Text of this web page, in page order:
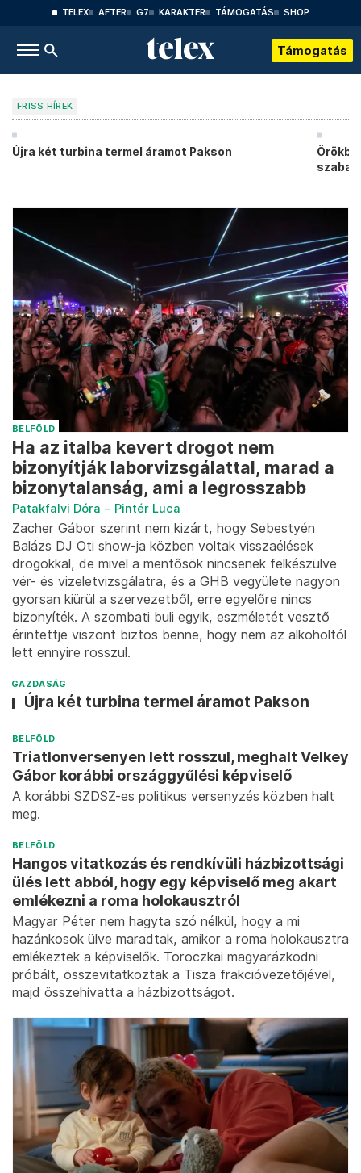
TELEX AFTER G7 KARAKTER TÁMOGATÁS SHOP
Támogatás
FRISS HÍREK
Újra két turbina termel áramot Pakson
BELFÖLD
Ha az italba kevert drogot nem
bizonyítják laborvizsgálattal, marad a
bizonytalanság, ami a legrosszabb
Patakfalvi Dóra – Pintér Luca
Zacher Gábor szerint nem kizárt, hogy Sebestyén
Balázs DJ Oti show-ja közben voltak visszaélések
drogokkal, de mivel a mentősök nincsenek felkészülve
vér- és vizeletvizsgálatra, és a GHB vegyülete nagyon
gyorsan kiürül a szervezetből, erre egyelőre nincs
bizonyíték. A szombati buli egyik, eszméletét vesztő
érintettje viszont biztos benne, hogy nem az alkoholtól
lett ennyire rosszul.
GAZDASÁG
Újra két turbina termel áramot Pakson
BELFÖLD
Triatlonversenyen lett rosszul, meghalt Velkey
Gábor korábbi országgyűlési képviselő
A korábbi SZDSZ-es politikus versenyzés közben halt
meg.
BELFÖLD
Hangos vitatkozás és rendkívüli házbizottsági
ülés lett abból, hogy egy képviselő meg akart
emlékezni a roma holokausztról
Magyar Péter nem hagyta szó nélkül, hogy a mi
hazánkosok ülve maradtak, amikor a roma holokausztra
emlékeztek a képviselők. Toroczkai magyarázkodni
próbált, összevitatkoztak a Tisza frakcióvezetőjével,
majd összehívatta a házbizottságot.